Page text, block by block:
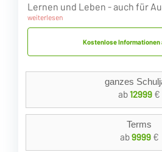
Lernen und Leben - auch für
weiterlesen
Kostenlose Informationen
ganzes
ab12999 €
Terms
ab9999€